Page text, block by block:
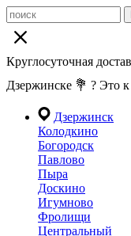
Круглосуточная
Дзержинске 💐 ? Это
Дзержинск
Колодкино
Богородск
Павлово
Пыра
Доскино
Игумново
Фролищи
Центральный